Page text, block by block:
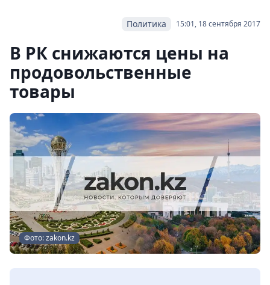
15:01, 18 сентября 2017
Политика
В РК снижаются цены на
продовольственные
товары
Фото: zakon.kz